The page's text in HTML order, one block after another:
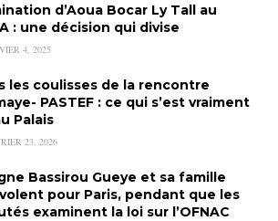
d’Aoua Bocar Ly Tall au
: une décision qui divise
4, 2025
les coulisses de la rencontre
PASTEF : ce qui s’est vraiment
Palais
23, 2026
Bassirou Gueye et sa famille
pour Paris, pendant que les
examinent la loi sur l’OFNAC